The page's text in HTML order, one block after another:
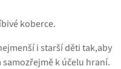
koberce.
i starší děti tak,aby
k účelu hraní.